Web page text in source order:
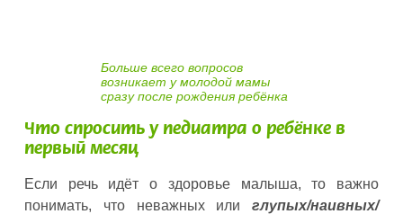
Больше всего вопросов
возникает у молодой мамы
сразу после рождения ребёнка
Что спросить у педиатра о ребёнке в
первый месяц
Если речь идёт о здоровье малыша, то важно
понимать, что неважных или глупых/наивных/